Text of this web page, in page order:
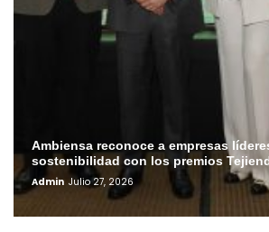
Ambiensa reconoce a empresas
sostenibilidad con los premios
Admin Julio 27, 2026